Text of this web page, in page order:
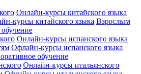
Онлайн-курсы китайского языка
курсы китайского языка Взрослым
Онлайн-курсы испанского языка
Офлайн-курсы испанского языка
обучение
Онлайн-курсы итальянского